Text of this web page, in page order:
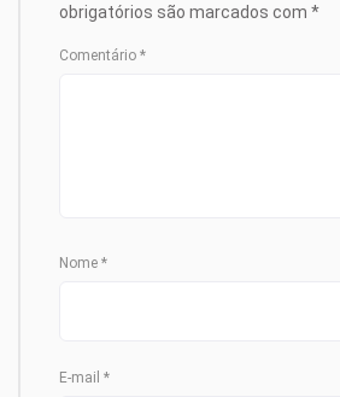
obrigatórios são marcados com *
Comentário *
Nome *
E-mail *